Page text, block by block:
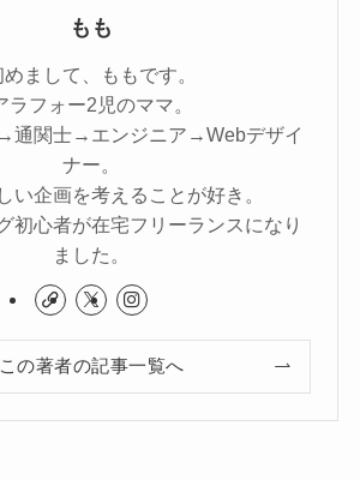
もも
めまして、ももです。
ラフォー2児のママ。
通関士→エンジニア→Webデザイ
ナー。
い企画を考えることが好き。
初心者が在宅フリーランスになり
ました。
この著者の記事一覧へ